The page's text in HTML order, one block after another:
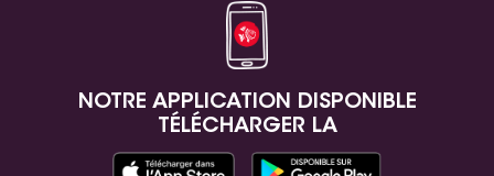
NOTRE APPLICATION DISPONIBLE
TÉLÉCHARGER LA